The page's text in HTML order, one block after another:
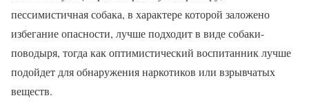
пессимистичная собака, в характере которой заложено
избегание опасности, лучше подходит в виде собаки-
поводыря, тогда как оптимистический воспитанник лучше
подойдет для обнаружения наркотиков или взрывчатых
веществ.